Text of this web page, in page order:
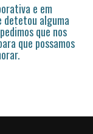
e em
detetou alguma
que nos
que possamos